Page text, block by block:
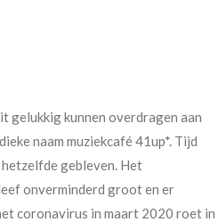
gelukkig kunnen overdragen aan
naam muziekcafé 41up*. Tijd
gebleven. Het
onverminderd groot en er
coronavirus in maart 2020 roet in